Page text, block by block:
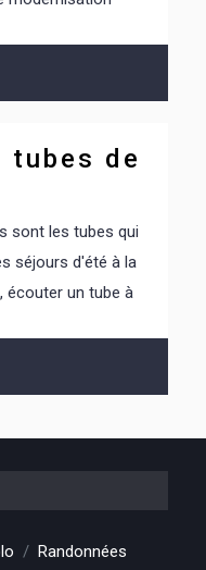
tubes de
sont les tubes qui
séjours d'été à la
écouter un tube à
Randonnées